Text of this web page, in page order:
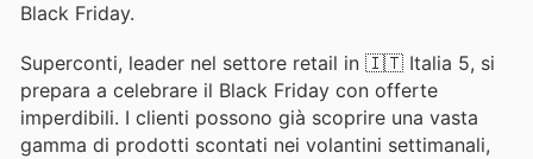
Black Friday.
Superconti, leader nel settore retail in 🇮🇹 Italia 5, si
prepara a celebrare il Black Friday con offerte
imperdibili. I clienti possono già scoprire una vasta
gamma di prodotti scontati nei volantini settimanali,